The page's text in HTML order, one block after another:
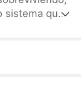
sistema que
a